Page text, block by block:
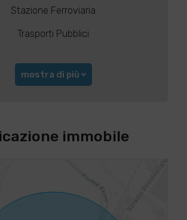
Stazione Ferroviaria
Trasporti Pubblici
mostra di più
immobile